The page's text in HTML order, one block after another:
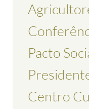
Pacto
Centro